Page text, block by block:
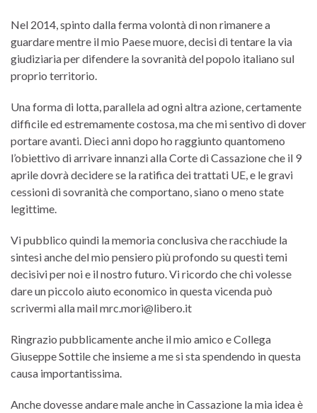
Nel 2014, spinto dalla ferma volontà di non rimanere a
guardare mentre il mio Paese muore, decisi di tentare la via
giudiziaria per difendere la sovranità del popolo italiano sul
proprio territorio.
Una forma di lotta, parallela ad ogni altra azione, certamente
difficile ed estremamente costosa, ma che mi sentivo di dover
portare avanti. Dieci anni dopo ho raggiunto quantomeno
l’obiettivo di arrivare innanzi alla Corte di Cassazione che il 9
aprile dovrà decidere se la ratifica dei trattati UE, e le gravi
cessioni di sovranità che comportano, siano o meno state
legittime.
Vi pubblico quindi la memoria conclusiva che racchiude la
sintesi anche del mio pensiero più profondo su questi temi
decisivi per noi e il nostro futuro. Vi ricordo che chi volesse
dare un piccolo aiuto economico in questa vicenda può
scrivermi alla mail mrc.mori@libero.it
Ringrazio pubblicamente anche il mio amico e Collega
Giuseppe Sottile che insieme a me si sta spendendo in questa
causa importantissima.
Anche dovesse andare male anche in Cassazione la mia idea è